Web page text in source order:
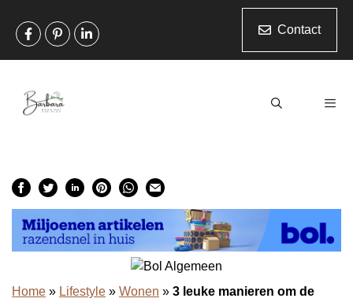
naar
Contact
Home » Lifestyle » Wonen » 3 leuke manieren om de